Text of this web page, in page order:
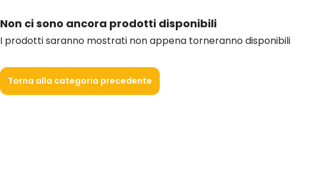
Non ci sono ancora prodotti disponibili
I prodotti saranno mostrati non appena torneranno disponibili
Torna alla categoria precedente